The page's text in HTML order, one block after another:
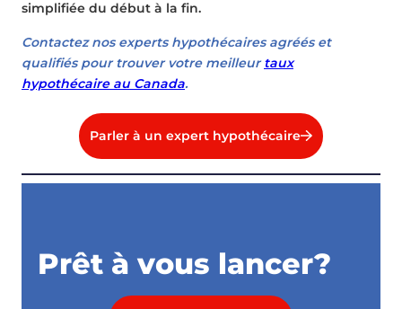
simplifiée du début à la fin.
Contactez nos experts hypothécaires agréés et
qualifiés pour trouver votre meilleurtaux
hypothécaire au Canada.
Parler à un expert hypothécaire
Prêt à vous lancer?